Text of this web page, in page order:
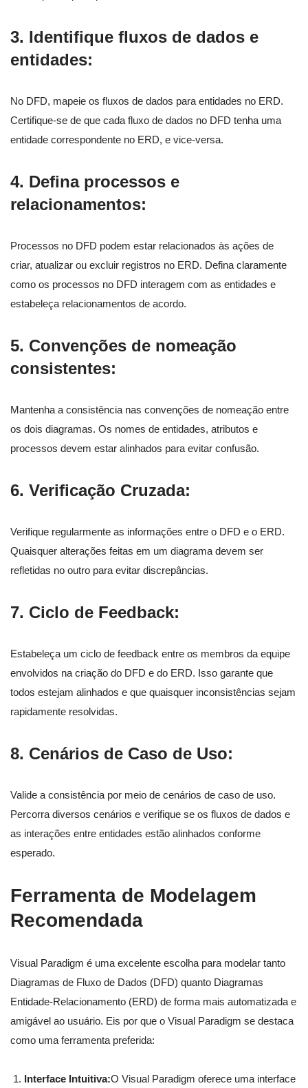
3. Identifique fluxos de dados e
entidades:
No DFD, mapeie os fluxos de dados para entidades no ERD.
Certifique-se de que cada fluxo de dados no DFD tenha uma
entidade correspondente no ERD, e vice-versa.
4. Defina processos e
relacionamentos:
Processos no DFD podem estar relacionados às ações de
criar, atualizar ou excluir registros no ERD. Defina claramente
como os processos no DFD interagem com as entidades e
estabeleça relacionamentos de acordo.
5. Convenções de nomeação
consistentes:
Mantenha a consistência nas convenções de nomeação entre
os dois diagramas. Os nomes de entidades, atributos e
processos devem estar alinhados para evitar confusão.
6. Verificação Cruzada:
Verifique regularmente as informações entre o DFD e o ERD.
Quaisquer alterações feitas em um diagrama devem ser
refletidas no outro para evitar discrepâncias.
7. Ciclo de Feedback:
Estabeleça um ciclo de feedback entre os membros da equipe
envolvidos na criação do DFD e do ERD. Isso garante que
todos estejam alinhados e que quaisquer inconsistências sejam
rapidamente resolvidas.
8. Cenários de Caso de Uso:
Valide a consistência por meio de cenários de caso de uso.
Percorra diversos cenários e verifique se os fluxos de dados e
as interações entre entidades estão alinhados conforme
esperado.
Ferramenta de Modelagem
Recomendada
Visual Paradigm é uma excelente escolha para modelar tanto
Diagramas de Fluxo de Dados (DFD) quanto Diagramas
Entidade-Relacionamento (ERD) de forma mais automatizada e
amigável ao usuário. Eis por que o Visual Paradigm se destaca
como uma ferramenta preferida:
Interface Intuitiva:O Visual Paradigm oferece uma interface